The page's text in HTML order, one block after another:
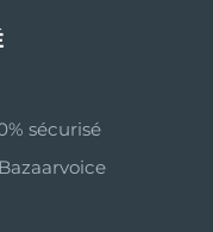
réponses
sur la
produit
d’affiliation
d'affiliation
sécurisé